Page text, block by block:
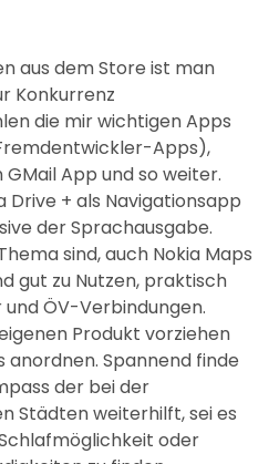
aus dem Store ist man
Konkurrenz
die mir wichtigen Apps
Apps),
App und so weiter.
Drive + als Navigationsapp
der Sprachausgabe.
sind, auch Nokia Maps
gut zu Nutzen, praktisch
ÖV-Verbindungen.
Produkt vorziehen
anordnen. Spannend finde
der bei der
Städten weiterhilft, sei es
oder